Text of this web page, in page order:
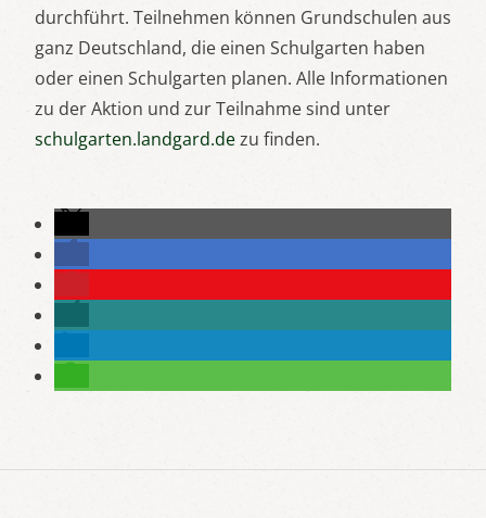
durchführt. Teilnehmen können Grundschulen aus
ganz Deutschland, die einen Schulgarten haben
oder einen Schulgarten planen. Alle Informationen
zu der Aktion und zur Teilnahme sind unter
schulgarten.landgard.dezu finden.